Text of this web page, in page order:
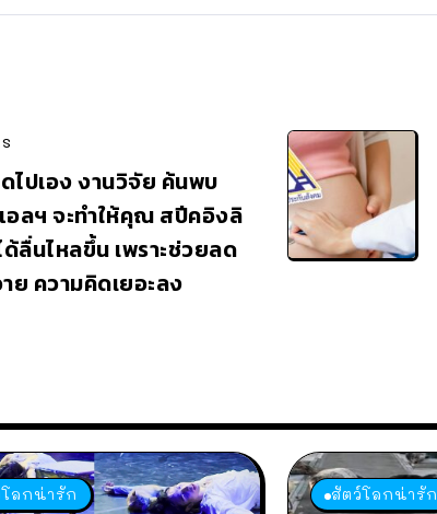
ไปเอง งานวิจัย ค้นพบ
อลฯ จะทำให้คุณ สปีคอิงลิ
ลื่นไหลขึ้น เพราะช่วยลด
ย ความคิดเยอะลง
ลกน่ารัก สัตว์โลกน่ารัก